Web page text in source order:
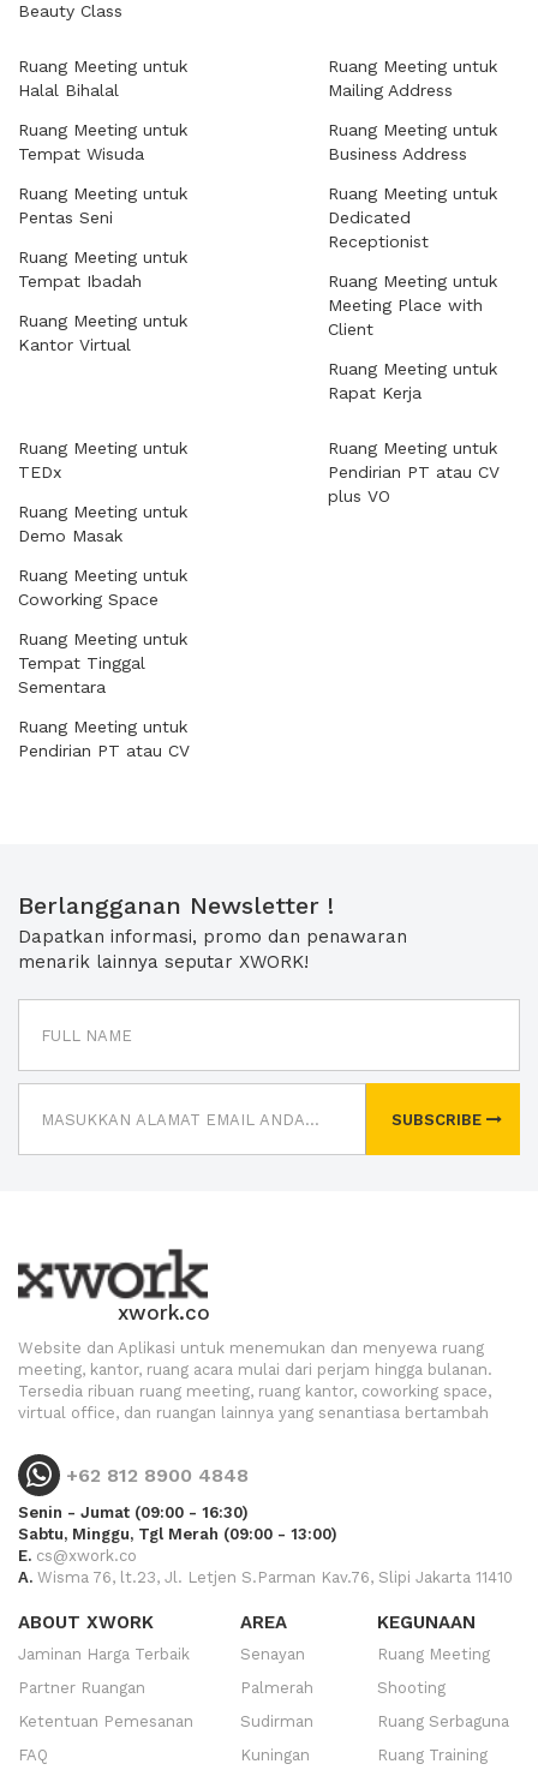
Beauty Class
Ruang Meeting untuk
Halal Bihalal
Ruang Meeting untuk
Tempat Wisuda
Ruang Meeting untuk
Pentas Seni
Ruang Meeting untuk
Tempat Ibadah
Ruang Meeting untuk
Kantor Virtual
Ruang Meeting untuk
Mailing Address
Ruang Meeting untuk
Business Address
Ruang Meeting untuk
Dedicated
Receptionist
Ruang Meeting untuk
Meeting Place with
Client
Ruang Meeting untuk
Rapat Kerja
Ruang Meeting untuk
TEDx
Ruang Meeting untuk
Demo Masak
Ruang Meeting untuk
Coworking Space
Ruang Meeting untuk
Tempat Tinggal
Sementara
Ruang Meeting untuk
Pendirian PT atau CV
Ruang Meeting untuk
Pendirian PT atau CV
plus VO
Berlangganan Newsletter !
Dapatkan informasi, promo dan penawaran
menarik lainnya seputar XWORK!
SUBSCRIBE
xwork.co
Website dan Aplikasi untuk menemukan dan menyewa ruang
meeting, kantor, ruang acara mulai dari perjam hingga bulanan.
Tersedia ribuan ruang meeting, ruang kantor, coworking space,
virtual office, dan ruangan lainnya yang senantiasa bertambah
+62 812 8900 4848
Senin - Jumat (09:00 - 16:30)
Sabtu, Minggu, Tgl Merah (09:00 - 13:00)
E. cs@xwork.co
A. Wisma 76, lt.23, Jl. Letjen S.Parman Kav.76, Slipi Jakarta 11410
ABOUT XWORK
Jaminan Harga Terbaik
Partner Ruangan
Ketentuan Pemesanan
FAQ
AREA
Senayan
Palmerah
Sudirman
Kuningan
KEGUNAAN
Ruang Meeting
Shooting
Ruang Serbaguna
Ruang Training